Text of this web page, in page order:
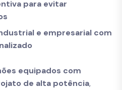
para evitar
e empresarial com
equipados com
de alta potência,